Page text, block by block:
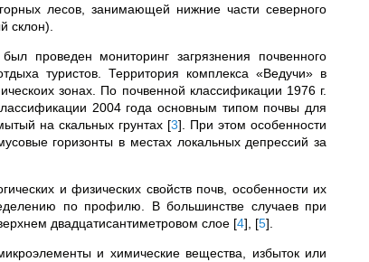
лесов, занимающей нижние части северного
склон).
проведен мониторинг загрязнения почвенного
туристов.
Территория комплекса «Ведучи» в
зонах.
По почвенной клас­сификации 1976 г.
2004 года основным типом почвы для
на скальных грунтах [3]
При этом особен­ности
гори­зонты в местах локальных депрессий за
и физических свойств почв, особенности их
по профилю. В большинстве случаев при
двадцатисантиметровом слое [4] [5]
и химические вещества, избыток или